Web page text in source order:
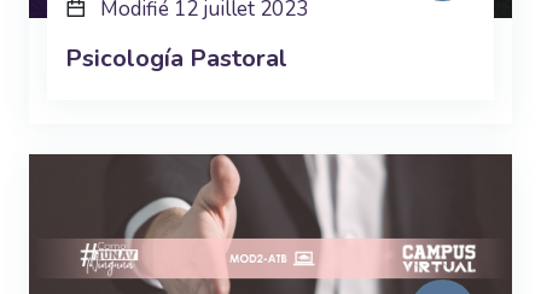
Modifié 12 juillet 2023
Psicología Pastoral